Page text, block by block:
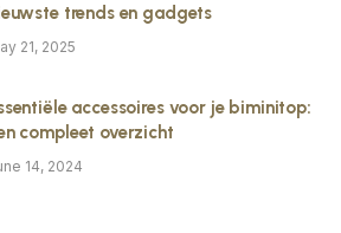
trends en gadgets
21, 2025
accessoires voor je biminitop:
compleet overzicht
14, 2024